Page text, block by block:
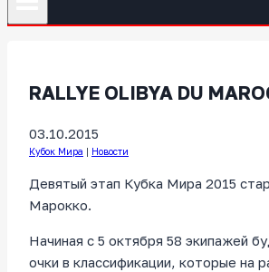
RALLYE OLIBYA DU
03.10.2015
Кубок Мира | Новости
Девятый этап Кубка Мира 2015
Марокко.
Начиная с 5 октября 58 экипажей
очки в классификации, которые на